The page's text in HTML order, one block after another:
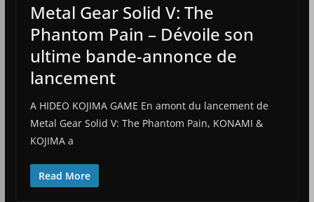
Metal Gear Solid V: The
Phantom Pain – Dévoile son
ultime bande-annonce de
lancement
A HIDEO KOJIMA GAME En amont du lancement de
Metal Gear Solid V: The Phantom Pain, KONAMI &
KOJIMA a
Read More